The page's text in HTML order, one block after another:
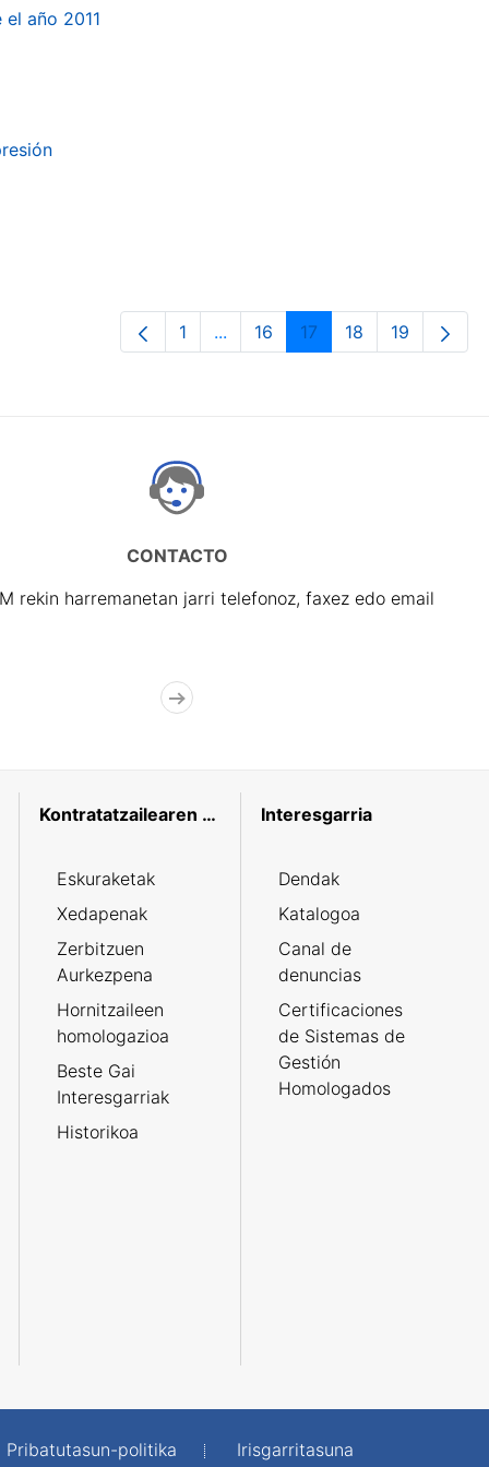
año 2011
Orrialdea
1 ...Intermediate Pages Use TAB to
Orrialdea
16 Orrialdea
17 Orrialdea
18 Orrialdea
19
CONTACTO
rekin harremanetan jarri telefonoz, faxez edo email
Kontratatzailearen profila
Eskuraketak
Xedapenak
Zerbitzuen
Aurkezpena
Hornitzaileen
homologazioa
Beste Gai
Interesgarriak
Historikoa
Interesgarria
Dendak
Katalogoa
Canal de
denuncias
Certificaciones
de Sistemas de
Gestión
Homologados
Pribatutasun-politika Irisgarritasuna